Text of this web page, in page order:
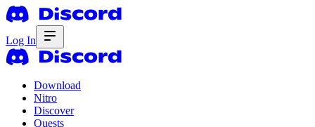
Log In
Download
Nitro
Discover
Quests